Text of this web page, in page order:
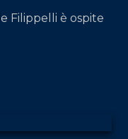
Filippelli è ospite